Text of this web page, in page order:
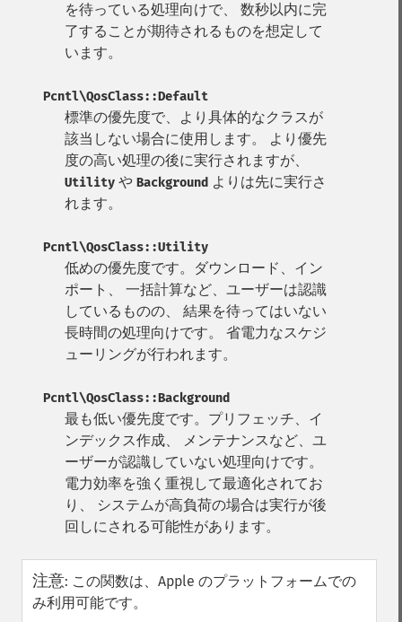
を待っている処理向けで、 数秒以内に完
了することが期待されるものを想定して
います。
Pcntl\QosClass::Default
標準の優先度で、より具体的なクラスが
該当しない場合に使用します。 より優先
度の高い処理の後に実行されますが、
Utility や Background よりは先に実行さ
れます。
Pcntl\QosClass::Utility
低めの優先度です。ダウンロード、イン
ポート、 一括計算など、ユーザーは認識
しているものの、 結果を待ってはいない
長時間の処理向けです。 省電力なスケジ
ューリングが行われます。
Pcntl\QosClass::Background
最も低い優先度です。プリフェッチ、イ
ンデックス作成、 メンテナンスなど、ユ
ーザーが認識していない処理向けです。
電力効率を強く重視して最適化されてお
り、 システムが高負荷の場合は実行が後
回しにされる可能性があります。
注意: この関数は、Apple のプラットフォームでの
み利用可能です。